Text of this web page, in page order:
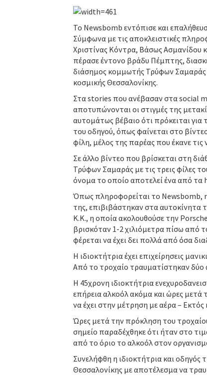
Το Newsbomb εντόπισε και
Σύμφωνα με τις αποκλειστικές
Χριστίνας Κόντρα, Βάσως Ασμανίδου
πέρασε έντονο βράδυ Πέμπτης,
διάσημος κομμωτής Τρύφων Σαμαράς
κοσμικής Θεσσαλονίκης.
Στα stories που ανέβασαν στα social
αποτυπώνονται οι στιγμές της
αυτομάτως βέβαιο ότι πρόκειται
του οδηγού, όπως φαίνεται στο
φίλη, μέλος της παρέας που έκανε τις
Σε άλλο βίντεο που βρίσκεται στη
Τρύφων Σαμαράς με τις τρεις φίλες
όνομα το οποίο αποτελεί ένα από τα
Όπως πληροφορείται το Newsbomb,
της, επιβιβάστηκαν στα αυτοκίνητα
Κ.Κ., η οποία ακολουθούσε την
βρισκόταν 1-2 χιλιόμετρα πίσω από
φέρεται να έχει δει πολλά από όσα
Η ιδιοκτήτρια έχει επιχείρησεις
Από το τροχαίο τραυματίστηκαν
Η 45χρονη ιδιοκτήτρια
επήρεια αλκοόλ ακόμα και ώρες μετά
να έχει στην μέτρηση με αέρα – Εκτός
Ώρες μετά την πρόκληση του
σημείο παραδέχθηκε ότι ήταν στο
από το όριο το αλκοόλ στον
Συνελήφθη η ιδιοκτήτρια και
Θεσσαλονίκης με αποτέλεσμα να